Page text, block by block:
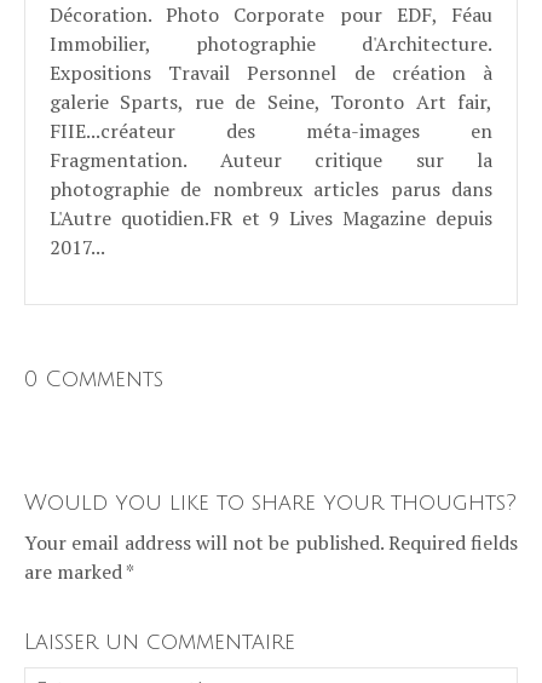
Décoration. Photo Corporate pour EDF, Féau
Immobilier, photographie d'Architecture.
Expositions Travail Personnel de création à
galerie Sparts, rue de Seine, Toronto Art fair,
FIIE...créateur des méta-images en
Fragmentation. Auteur critique sur la
photographie de nombreux articles parus dans
L'Autre quotidien.FR et 9 Lives Magazine depuis
2017...
0 Comments
Would you like to share your thoughts?
Your email address will not be published. Required fields
are marked *
Laisser un commentaire